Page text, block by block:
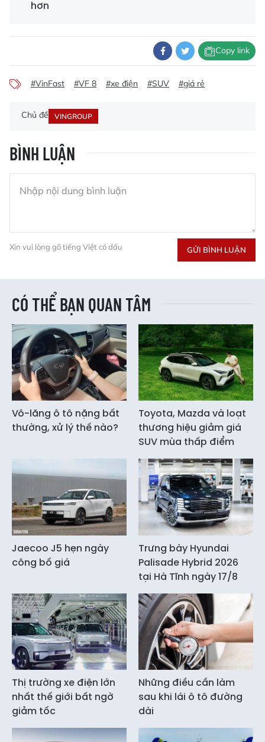
hơn
Copy link
#VinFast #VF 8 #xe điện #SUV #giá rẻ
Chủ đề VINGROUP
BÌNH LUẬN
Xin vui lòng gõ tiếng Việt có dấu GỬI BÌNH LUẬN
CÓ THỂ BẠN QUAN TÂM
Vô-lăng ô tô nặng bất
thường, xử lý thế nào?
Toyota, Mazda và loạt
thương hiệu giảm giá
SUV mùa thấp điểm
Jaecoo J5 hẹn ngày
công bố giá
Trưng bày Hyundai
Palisade Hybrid 2026
tại Hà Tĩnh ngày 17/8
Thị trường xe điện lớn
nhất thế giới bất ngờ
giảm tốc
Những điều cần làm
sau khi lái ô tô đường
dài